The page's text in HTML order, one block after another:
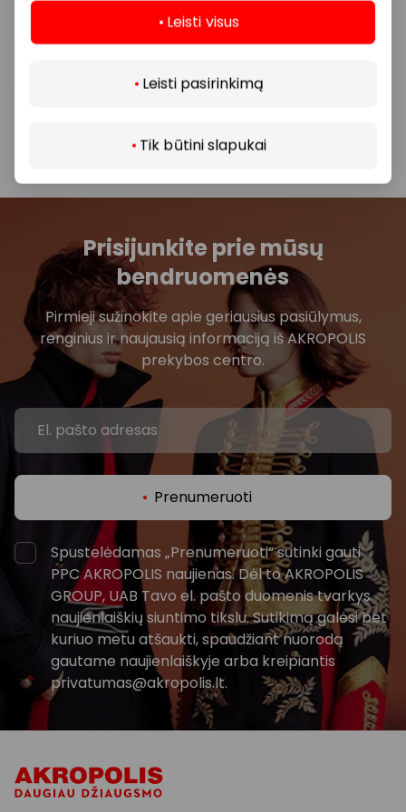
Leisti visus
Leisti pasirinkimą
Tik būtini slapukai
konkrečioje parduotuvėje ar paslaugų teikimo
nuolaidomis bei vykstančiomis akcijomis,
parduotuvę ar paslaugų teikimo vietą.
Prisijunkite prie mūsų
bendruomenės
Pirmieji sužinokite apie geriausius pasiūlymus,
renginius ir naujausią informaciją iš AKROPOLIS
prekybos centro.
Prenumeruoti
Spustelėdamas „Prenumeruoti“ sutinki gauti
PPC AKROPOLIS naujienas. Dėl to AKROPOLIS
GROUP, UAB Tavo el. pašto duomenis tvarkys
naujienlaiškių siuntimo tikslu. Sutikimą galėsi bet
kuriuo metu atšaukti, spaudžiant nuorodą
gautame naujienlaiškyje arba kreipiantis
privatumas@akropolis.lt.
Daugiau